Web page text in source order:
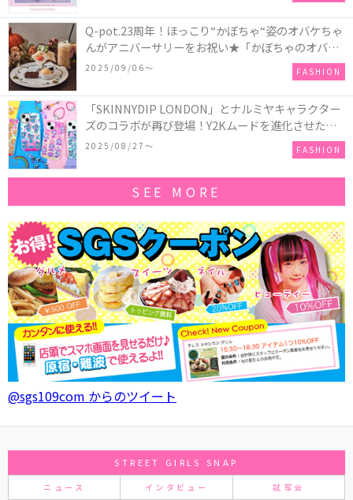
Q-pot.23周年！ほっこり“かぼちゃ“姿のオバケちゃ
んがアニバーサリーをお祝い★「かぼちゃのオバケ
ーキアクセサリー」が新発売！Q-pot CAFE.では
「かぼちゃのオバケーキプレート」も登場
2025/09/06〜 FASHION
「SKINNYDIP LONDON」とナルミヤキャラクター
ズのコラボが再び登場！Y2Kムードを進化させた新
作コレクションを発売♪
2025/08/27〜 FASHION
SEE MORE
@sgs109com からのツイート
STREET GIRLS SNAP
ニュース インタビュー 試写会